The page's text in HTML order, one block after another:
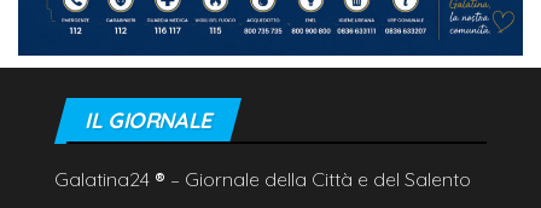
IL GIORNALE
Galatina24 ® – Giornale della Città e del Salento